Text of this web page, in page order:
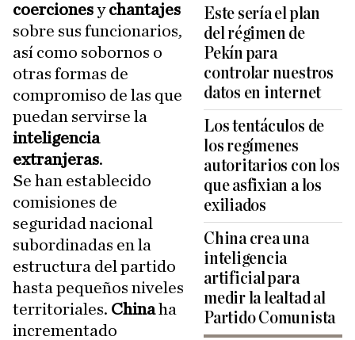
Este sería el plan
del régimen de
Pekín para
controlar nuestros
datos en internet
Los tentáculos de
los regímenes
autoritarios con los
que asfixian a los
exiliados
China crea una
inteligencia
artificial para
medir la lealtad al
Partido Comunista
coercionesychantajes
sobre sus funcionarios,
así como sobornos o
otras formas de
compromiso de las que
puedan servirse la
inteligencia
extranjeras.
Se han establecido
comisiones de
seguridad nacional
subordinadas en la
estructura del partido
hasta pequeños niveles
territoriales. Chinaha
incrementado